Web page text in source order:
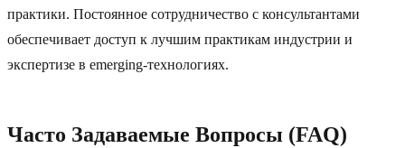
практики. Постоянное сотрудничество с консультантами
обеспечивает доступ к лучшим практикам индустрии и
экспертизе в emerging-технологиях.
Часто Задаваемые Вопросы (FAQ)